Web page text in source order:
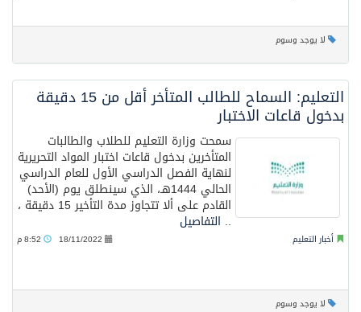
لا يوجد وسوم
التعليم: السماح للطالب المتأخر أقل من 15 دقيقة
بدخول قاعات الاختبار
سمحت وزارة التعليم للطلاب والطالبات
المتأخرين بدخول قاعات اختبار المواد التحريرية
لنهاية الفصل الدراسي الأول للعام الدراسي
الحالي 1444هـ، الذي سينطلق يوم (الأحد)
القادم على ألا تتجاوز مدة التأخير 15 دقيقة ،
.. التفاصيل
أخبار التعليم 18/11/2022
لا يوجد وسوم